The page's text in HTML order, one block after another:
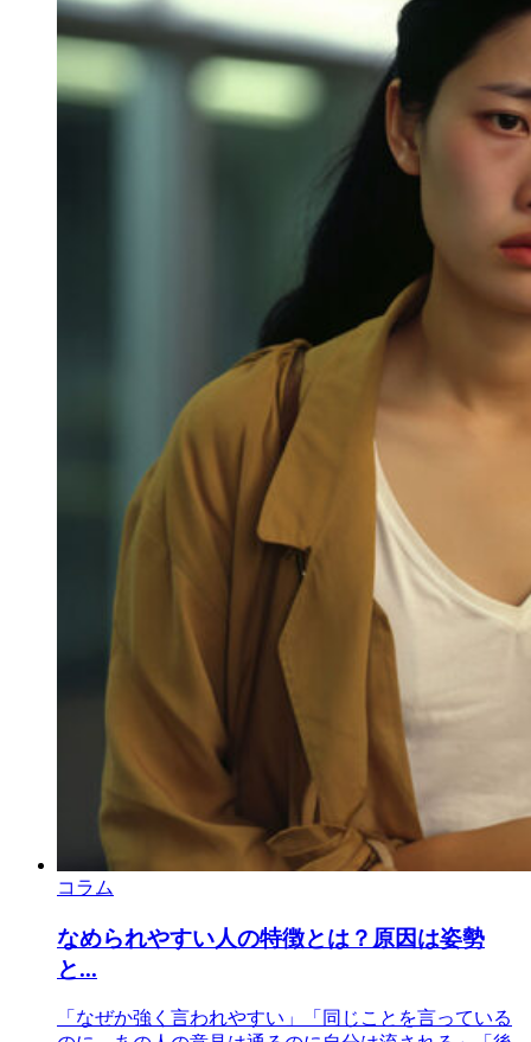
コラム
なめられやすい人の特徴とは？原因は姿勢
と...
「なぜか強く言われやすい」「同じことを言っている